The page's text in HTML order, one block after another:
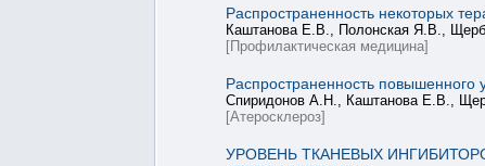
Распространенность некоторых
Каштанова Е.В., Полонская Я.В.,
[Профилактическая медицина]
Распространенность повышенного
Спиридонов А.Н., Каштанова Е.В.,
[Атеросклероз]
УРОВЕНЬ ТКАНЕВЫХ